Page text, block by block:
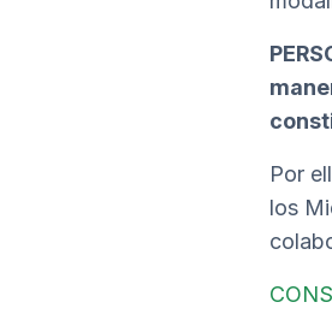
Por
los